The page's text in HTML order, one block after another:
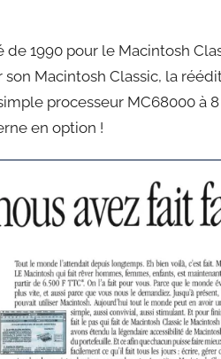
1990 pour le Macintosh
Macintosh Classic, la
processeur MC68000 à 8
en option !